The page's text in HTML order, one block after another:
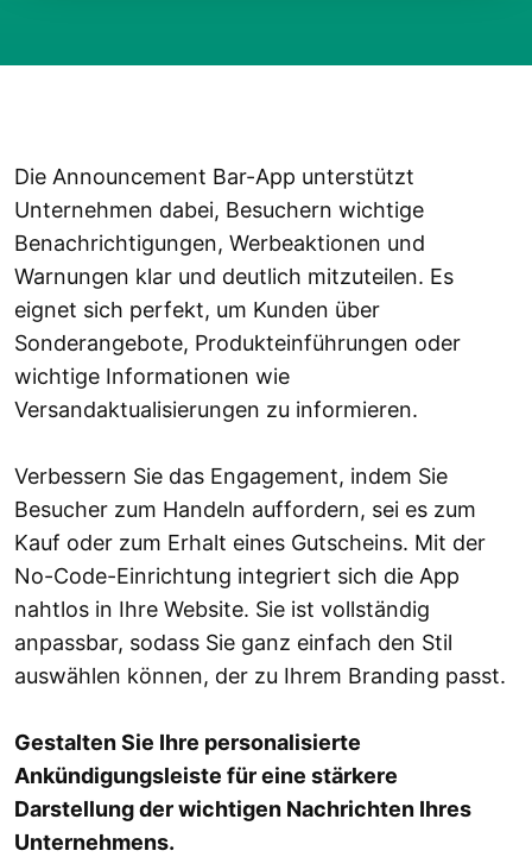
Die Announcement Bar-App unterstützt
Unternehmen dabei, Besuchern wichtige
Benachrichtigungen, Werbeaktionen und
Warnungen klar und deutlich mitzuteilen. Es
eignet sich perfekt, um Kunden über
Sonderangebote, Produkteinführungen oder
wichtige Informationen wie
Versandaktualisierungen zu informieren.
Verbessern Sie das Engagement, indem Sie
Besucher zum Handeln auffordern, sei es zum
Kauf oder zum Erhalt eines Gutscheins. Mit der
No-Code-Einrichtung integriert sich die App
nahtlos in Ihre Website. Sie ist vollständig
anpassbar, sodass Sie ganz einfach den Stil
auswählen können, der zu Ihrem Branding passt.
Gestalten Sie Ihre personalisierte
Ankündigungsleiste für eine stärkere
Darstellung der wichtigen Nachrichten Ihres
Unternehmens.